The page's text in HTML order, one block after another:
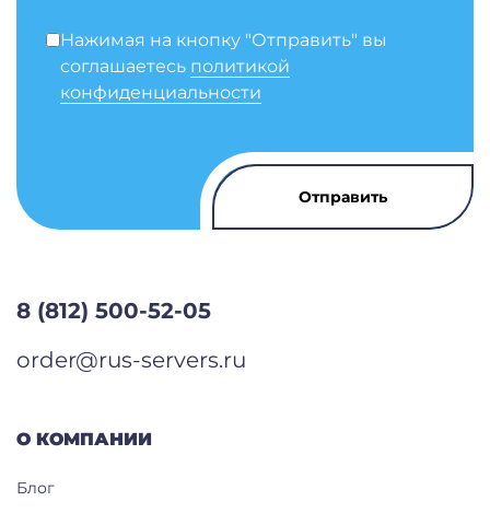
Нажимая на кнопку "Отправить" вы
соглашаетесь политикой
конфиденциальности
О КОМПАНИИ
Блог
8 (812) 500-52-05
order@rus-servers.ru